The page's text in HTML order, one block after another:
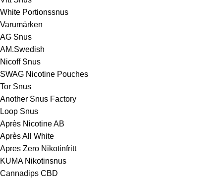
White Portionssnus
Varumärken
AG Snus
AM.Swedish
Nicoff Snus
SWAG Nicotine Pouches
Tor Snus
Another Snus Factory
Loop Snus
Après Nicotine AB
Après All White
Apres Zero Nikotinfritt
KUMA Nikotinsnus
Cannadips CBD